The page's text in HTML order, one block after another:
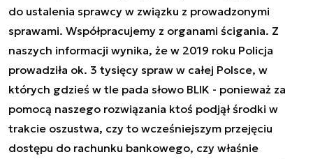
do ustalenia sprawcy w związku z prowadzonymi
sprawami. Współpracujemy z organami ścigania. Z
naszych informacji wynika, że w 2019 roku Policja
prowadziła ok. 3 tysięcy spraw w całej Polsce, w
których gdzieś w tle pada słowo BLIK - ponieważ za
pomocą naszego rozwiązania ktoś podjął środki w
trakcie oszustwa, czy to wcześniejszym przejęciu
dostępu do rachunku bankowego, czy właśnie